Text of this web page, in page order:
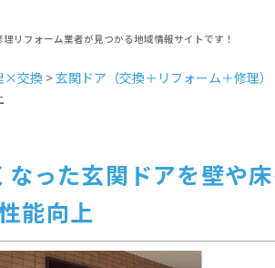
理リフォーム業者が見つかる地域情報サイトです！
×交換 >玄関ドア（交換＋リフォーム＋修理）
なった玄関ドアを壁や
能向上